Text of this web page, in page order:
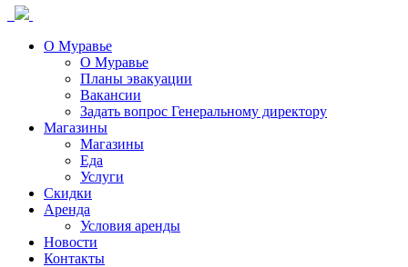
О Муравье
О Муравье
Планы эвакуации
Вакансии
Задать вопрос Генеральному директору
Магазины
Магазины
Еда
Услуги
Скидки
Аренда
Условия аренды
Новости
Контакты